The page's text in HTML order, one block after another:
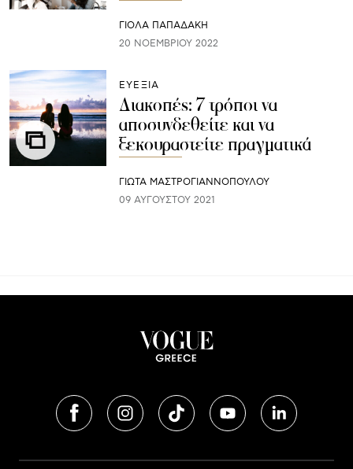
ΓΙΌΛΑ ΠΑΠΑΔΆΚΗ
20 ΝΟΕΜΒΡΊΟΥ 2022
ΕΥΕΞΙΑ
Διακοπές: 7 τρόποι να
αποσυνδεθείτε και να
ξεκουραστείτε πραγματικά
ΓΙΩΤΑ ΜΑΣΤΡΟΓΙΑΝΝΟΠΟΥΛΟΥ
09 ΑΥΓΟΎΣΤΟΥ 2021